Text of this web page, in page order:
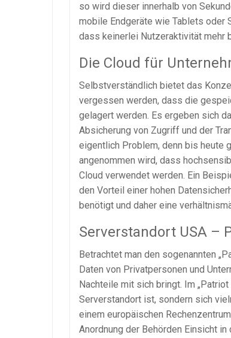
so wird dieser innerhalb von
mobile Endgeräte wie Tablets
dass keinerlei Nutzeraktivität mehr
Die Cloud für
Selbstverständlich bietet das
vergessen werden, dass die
gelagert werden. Es ergeben sich
Absicherung von Zugriff und der
eigentlich Problem, denn bis heute
angenommen wird, dass
Cloud verwendet werden. Ein
den Vorteil einer hohen
benötigt und daher eine
Serverstandort USA –
Betrachtet man den sogenannten
Daten von Privatpersonen und
Nachteile mit sich bringt. Im
Serverstandort ist, sondern sich
einem europäischen
Anordnung der Behörden Einsicht